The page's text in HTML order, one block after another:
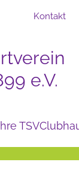
Kontakt
TSV